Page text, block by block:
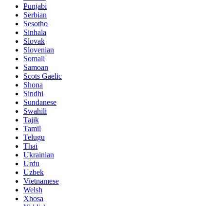
Punjabi
Serbian
Sesotho
Sinhala
Slovak
Slovenian
Somali
Samoan
Scots Gaelic
Shona
Sindhi
Sundanese
Swahili
Tajik
Tamil
Telugu
Thai
Ukrainian
Urdu
Uzbek
Vietnamese
Welsh
Xhosa